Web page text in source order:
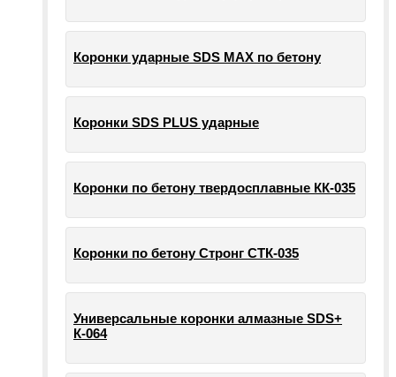
Коронки ударные SDS MAX по бетону
Коронки SDS PLUS ударные
Коронки по бетону твердосплавные КК-035
Коронки по бетону Стронг СТК-035
Универсальные коронки алмазные SDS+
К-064